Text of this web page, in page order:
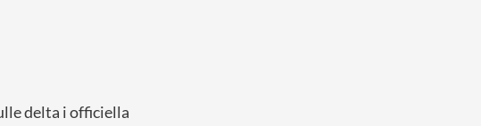
delta i officiella